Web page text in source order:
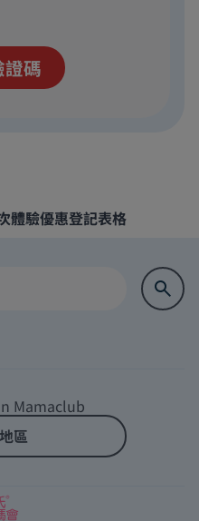
體驗優惠登記表格
Mamaclub
區